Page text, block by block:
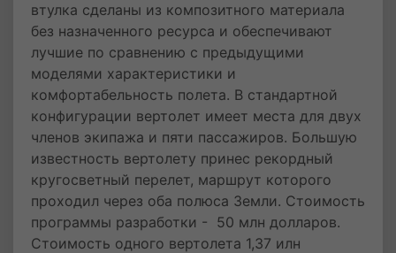
втулка сделаны из композитного материала
без назначенного ресурса и обеспечивают
лучшие по сравнению с предыдущими
моделями характеристики и
комфортабельность полета. В стандартной
конфигурации вертолет имеет места для двух
членов экипажа и пяти пассажиров. Большую
известность вертолету принес рекордный
кругосветный перелет, маршрут которого
проходил через оба полюса Земли. Стоимость
программы разработки - 50 млн долларов.
Стоимость одного вертолета 1,37 илн